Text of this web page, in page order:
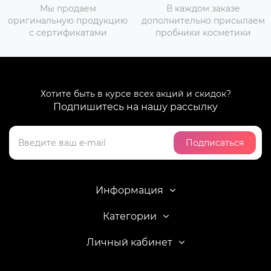
Мы продаем
оригинальную продукцию
с сертификатами
В каждом заказе
дополнительно присылаем
пробники косметики
Хотите быть в курсе всех акций и скидок?
Подпишитесь на нашу рассылку
Подписаться
Информация
Категории
Личный кабинет